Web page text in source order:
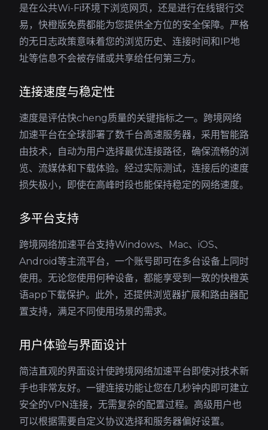
是在公共Wi-Fi环境下浏览网页，还是进行在线银行交
易，快橙版免费都能为您提供全方位的安全保障。严格
的无日志政策意味着您的浏览历史、连接时间和IP地
址等信息不会被存储或共享给任何第三方。
连接速度与稳定性
速度是评估快cheng质量的关键指标之一。跨境网络
加速平台在全球部署了数千台高速服务器，采用智能路
由技术，自动为用户选择最优连接路径，确保流畅的浏
览、流媒体和下载体验。经过实际测试，连接后的速度
损失极小，即使在高峰时段也能保持稳定的网络速度。
多平台支持
跨境网络加速平台支持Windows、Mac、iOS、
Android等主流平台，一个账号即可在多台设备上同时
使用。无论您使用何种设备，都能享受到一致的快橙英
语app下载保护。此外，还提供浏览器扩展和路由器配
置支持，满足不同使用场景的需求。
用户体验与界面设计
简洁直观的界面设计使跨境网络加速平台即使对技术新
手也非常友好。一键连接功能让您在几秒钟内即可建立
安全的VPN连接，无需复杂的配置过程。高级用户也
可以根据需要自定义协议选择和服务器偏好设置。